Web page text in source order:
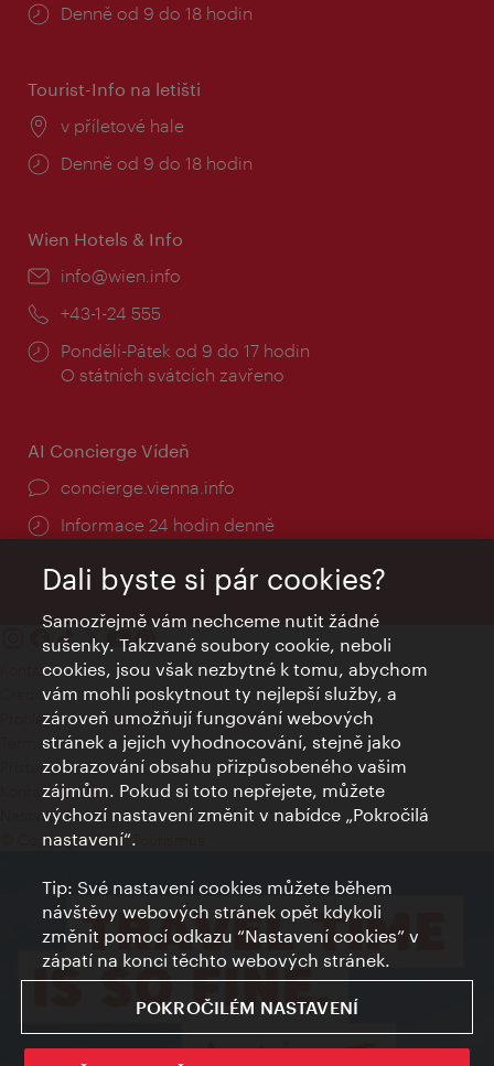
Provozní
Denně od 9 do 18 hodin
Tourist-Info na letišti
Místo:
v příletové hale
Provozní
Denně od 9 do 18 hodin
Wien Hotels & Info
E-
info@wien.info
Telefon:
+43-1-24 555
Provozní
doba:
Pondělí-Pátek od 9 do 17 hodin
O státních svátcích zavřeno
AI Concierge Vídeň
concierge.vienna.info
Informace 24 hodin denně
Kontakty
Credits
Prohlášení o ochraně osobních údajů
Terms of Use
Přístupnost
Kontakt pro tisk
Nastavení cookies
© Copyright Wien Tourismus
Dali byste si pár cookies?
Samozřejmě vám nechceme nutit žádné
sušenky. Takzvané soubory cookie, neboli
cookies, jsou však nezbytné k tomu, abychom
vám mohli poskytnout ty nejlepší služby, a
zároveň umožňují fungování webových
stránek a jejich vyhodnocování, stejně jako
zobrazování obsahu přizpůsobeného vašim
zájmům. Pokud si toto nepřejete, můžete
výchozí nastavení změnit v nabídce „Pokročilá
nastavení“.
Tip: Své nastavení cookies můžete během
návštěvy webových stránek opět kdykoli
změnit pomocí odkazu “Nastavení cookies” v
zápatí na konci těchto webových stránek.
POKROČILÉM NASTAVENÍ